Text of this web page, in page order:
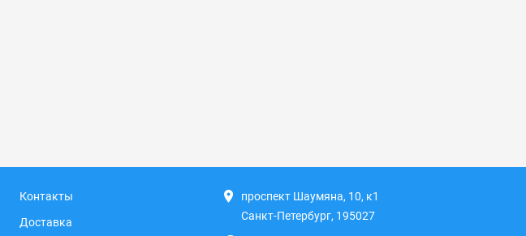
Контакты
Доставка
проспект Шаумяна, 10, к1
Санкт-Петербург, 195027